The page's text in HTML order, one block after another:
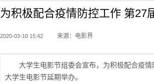
为积极配合疫情防控工作 第27
2020-03-10 15:42 来源：电影界
大学生电影节组委会宣布，为积极配合疫
大学生电影节延期举办。